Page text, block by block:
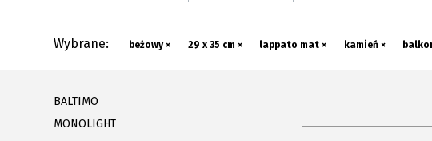
Wybrane: beżowy × 29 x 35 cm × lappato mat × kamień ×
BALTIMO
MONOLIGHT